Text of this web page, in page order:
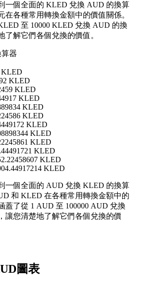
一個全面的 KLED 兌換 AUD 的換算
在各種常用轉換金額中的價值關係。
至 10000 KLED 兌換 AUD 的換
了解它們各個兌換的價值。
器
KLED
KLED
KLED
KLED
KLED
KLED
KLED
KLED
KLED
KLED
KLED
KLED
一個全面的 AUD 兌換 KLED 的換算
和 KLED 在各種常用轉換金額中的
蓋了從 1 AUD 至 100000 AUD 兌換
讓您清楚地了解它們各個兌換的價
圖表